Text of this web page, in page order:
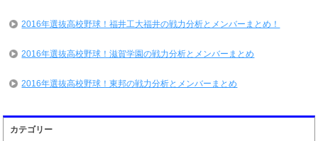
2016年選抜高校野球！福井工大福井の戦力分析とメンバーまとめ！
2016年選抜高校野球！滋賀学園の戦力分析とメンバーまとめ
2016年選抜高校野球！東邦の戦力分析とメンバーまとめ
カテゴリー